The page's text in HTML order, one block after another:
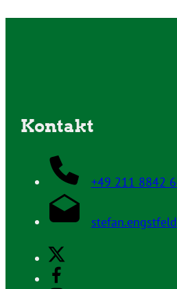
Kontakt
+49 211 8842